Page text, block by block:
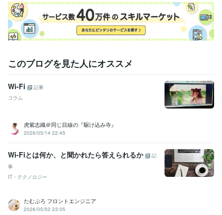
このブログを見た人にオススメ
Wi-Fi
記事
コラム
虎紫志織＠同じ目線の『駆け込み寺』
2026/05/14 22:45
Wi-Fiとは何か、と聞かれたら答えられるか
記
事
IT・テクノロジー
たむぷろ フロントエンジニア
2026/05/02 23:05